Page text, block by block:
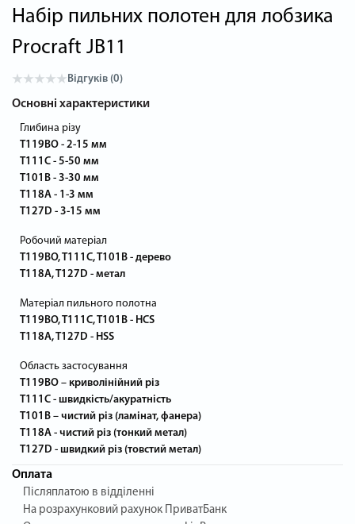
Набір пильних полотен для лобзика
Procraft JB11
Відгуків (0)
Основні характеристики
Глибина різу
T119BO - 2-15 мм
T111C - 5-50 мм
T101B - 3-30 мм
T118A - 1-3 мм
T127D - 3-15 мм
Робочий матеріал
T119BO, T111C, T101B - дерево
T118A, T127D - метал
Матеріал пильного полотна
T119BO, T111C, T101B - HCS
T118A, T127D - HSS
Область застосування
T119BO – криволінійний різ
T111C - швидкість/акуратність
T101B – чистий різ (ламінат, фанера)
T118A - чистий різ (тонкий метал)
T127D - швидкий різ (товстий метал)
Оплата
Післяплатою в відділенні
На розрахунковий рахунок ПриватБанк